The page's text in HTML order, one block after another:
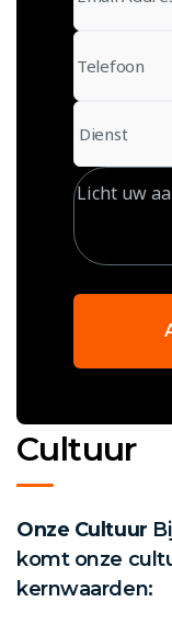
Cultuur
Onze Cultuur
komt onze
kernwaarden: